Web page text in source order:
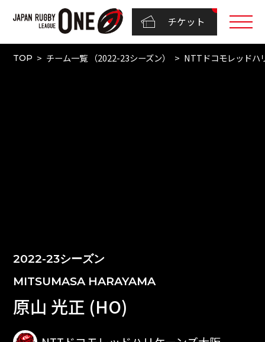
チケット
TOP チーム一覧 （2022-23シーズン） NTTドコモレッドハ
2022-23シーズン
MITSUMASA HARAYAMA
原山 光正 (HO)